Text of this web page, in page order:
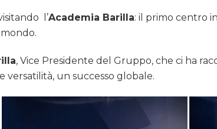
l’Academia Barilla: il primo centro
, Vice Presidente del Gruppo, che ci ha
versatilità, un successo globale.